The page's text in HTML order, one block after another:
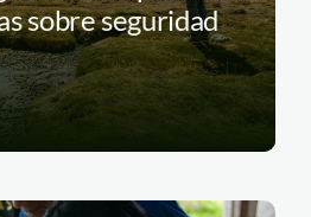
sobre seguridad